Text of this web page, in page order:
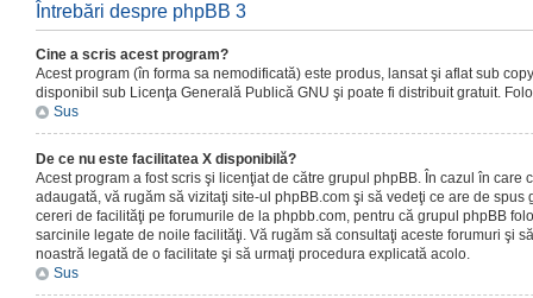
Întrebări despre phpBB 3
Cine a scris acest program?
Acest program (în forma sa nemodificată) este produs, lansat şi aflat sub
disponibil sub Licenţa Generală Publică GNU şi poate fi distribuit gratuit.
Sus
De ce nu este facilitatea X disponibilă?
Acest program a fost scris şi licenţiat de către grupul phpBB. În cazul în care
adaugată, vă rugăm să vizitaţi site-ul phpBB.com şi să vedeţi ce are de
cereri de facilităţi pe forumurile de la phpbb.com, pentru că grupul phpBB
sarcinile legate de noile facilităţi. Vă rugăm să consultaţi aceste forumuri şi
noastră legată de o facilitate şi să urmaţi procedura explicată acolo.
Sus